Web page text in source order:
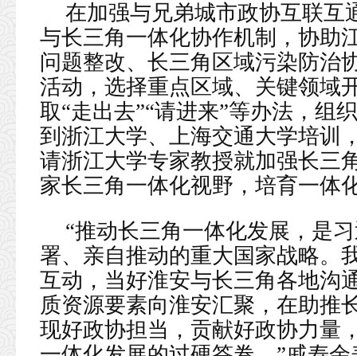
在加强与兄弟城市政协互联互
与长三角一体化协作机制，协助
问题整改、长三角区域污染防治
活动，选择重点区域、关键领域
取“走出去”“请进来”等办法，组
到浙江大学、上海交通大学培训
请浙江大学专家教授就加强长三
家长三角一体化视野，培育一体
“推动长三角一体化发展，是
署、亲自推动的重大国家战略。
互动，当好淮安与长三角各地沟
质资源要素向淮安汇聚，在助推
现好政协担当，贡献好政协力量